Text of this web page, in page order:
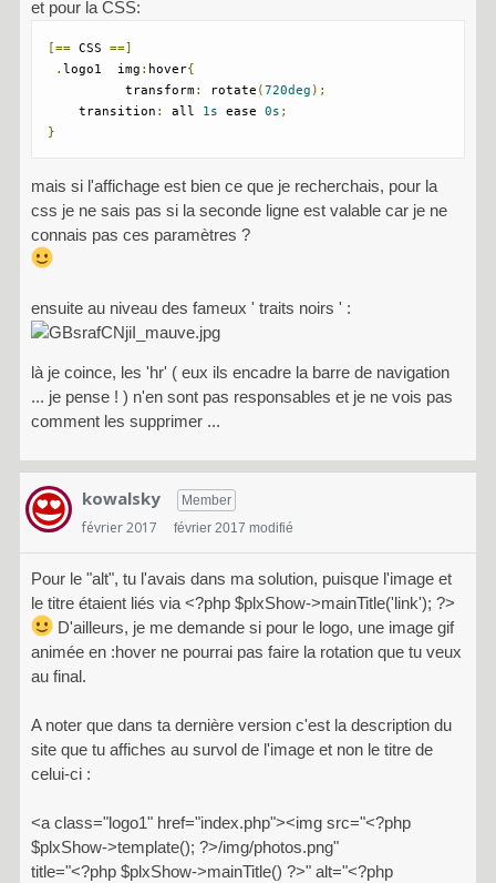
et pour la CSS:
[== CSS ==]
. logo1  img : hover{
	  transform
: rotate (720deg );
    transition
: all 1s ease 0s ;
}
mais si l'affichage est bien ce que je recherchais, pour la
css je ne sais pas si la seconde ligne est valable car je ne
connais pas ces paramètres ?
ensuite au niveau des fameux ' traits noirs ' :
là je coince, les 'hr' ( eux ils encadre la barre de navigation
... je pense ! ) n'en sont pas responsables et je ne vois pas
comment les supprimer ...
kowalsky Member
février 2017 février 2017 modifié
Pour le "alt", tu l'avais dans ma solution, puisque l'image et
le titre étaient liés via <?php $plxShow->mainTitle('link'); ?>
D'ailleurs, je me demande si pour le logo, une image gif
animée en :hover ne pourrai pas faire la rotation que tu veux
au final.
A noter que dans ta dernière version c'est la description du
site que tu affiches au survol de l'image et non le titre de
celui-ci :
<a class="logo1" href="index.php"><img src="<?php
$plxShow->template(); ?>/img/photos.png"
title="<?php $plxShow->mainTitle() ?>" alt="<?php